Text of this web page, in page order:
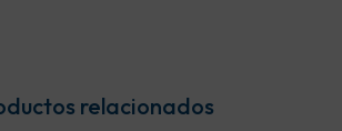
relacionados